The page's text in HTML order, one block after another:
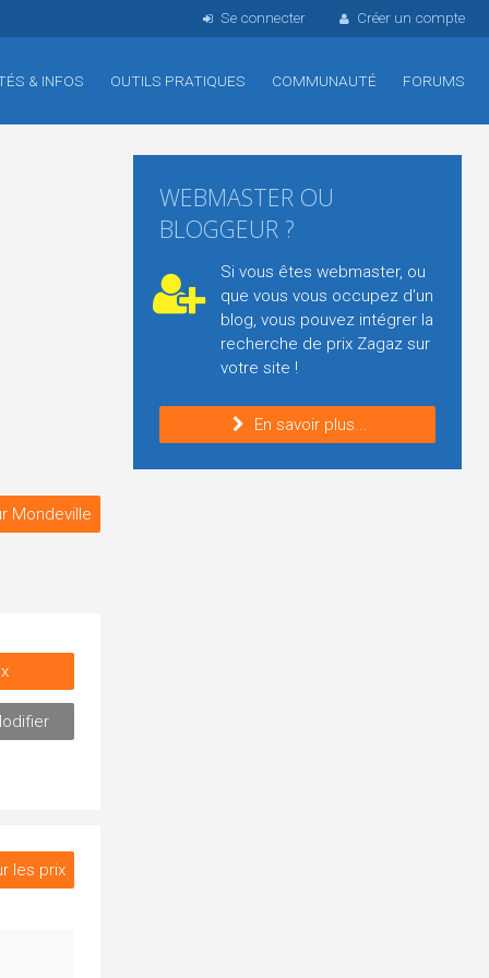
Se connecter Créer un compte
& INFOS OUTILS PRATIQUES COMMUNAUTÉ FORUMS
Mondeville
les prix
WEBMASTER OU
BLOGGEUR ?
Si vous êtes webmaster, ou
que vous vous occupez d'un
blog, vous pouvez intégrer la
recherche de prix Zagaz sur
votre site !
En savoir plus...